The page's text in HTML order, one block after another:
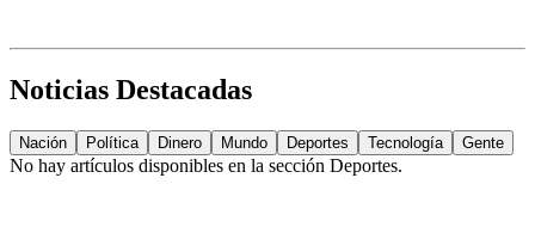
Noticias Destacadas
Nación Política Dinero Mundo Deportes Tecnología Gente
No hay artículos disponibles en la sección Deportes.